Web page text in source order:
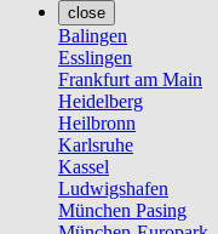
close
Balingen
Esslingen
Frankfurt am Main
Heidelberg
Heilbronn
Karlsruhe
Kassel
Ludwigshafen
München Pasing